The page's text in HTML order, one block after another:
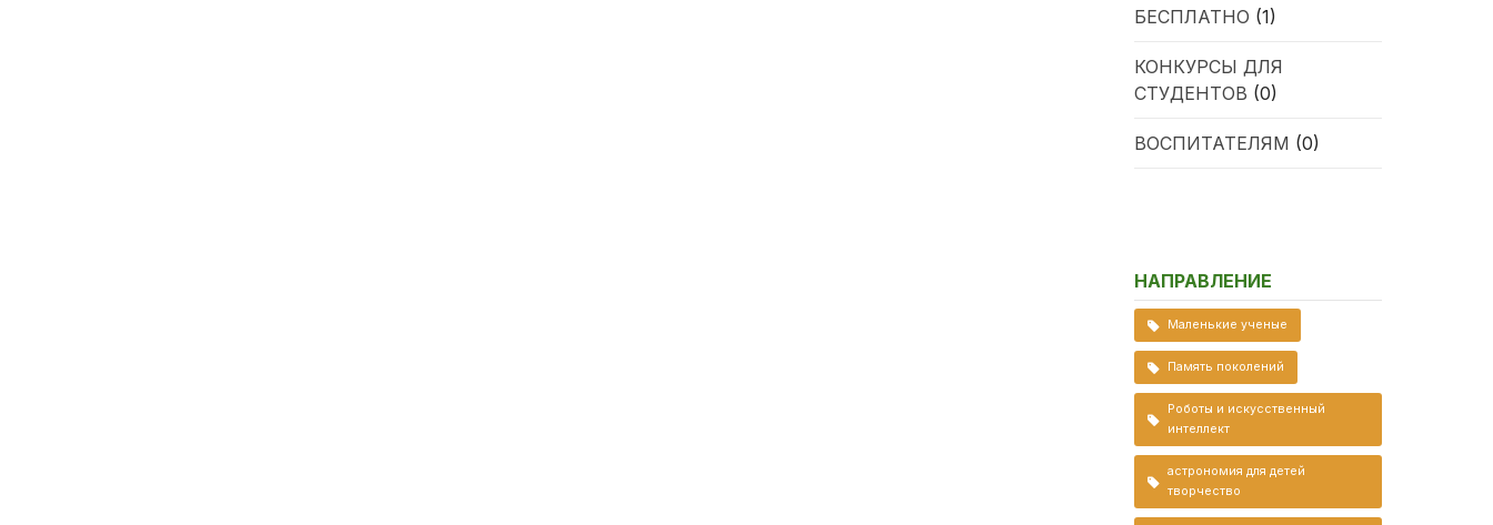
БЕСПЛАТНО (1)
КОНКУРСЫ ДЛЯ
СТУДЕНТОВ (0)
ВОСПИТАТЕЛЯМ (0)
НАПРАВЛЕНИЕ
Маленькие ученые
Память поколений
Роботы и искусственный
интеллект
астрономия для детей
творчество